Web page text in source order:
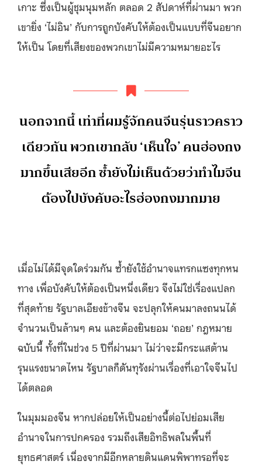
เกาะ ซึ่งเป็นผู้ชุมนุมหลัก ตลอด 2 สัปดาห์ที่ผ่านมา พวก
เขายิ่ง ‘ไม่อิน’ กับการถูกบังคับให้ต้องเป็นแบบที่จีนอยาก
ให้เป็น โดยที่เสียงของพวกเขาไม่มีความหมายอะไร
นอกจากนี้ เท่าที่ผมรู้จักคนจีนรุ่นราวคราว
เดียวกัน พวกเขากลับ ‘เห็นใจ’​ คนฮ่องกง
มากขึ้นเสียอีก ซ้ำยังไม่เห็นด้วยว่าทำไมจีน
ต้องไปบังคับอะไรฮ่องกงมากมาย
เมื่อไม่ได้มีจุดใดร่วมกัน ซ้ำยังใช้อำนาจแทรกแซงทุกหน
ทาง เพื่อบังคับให้ต้องเป็นหนึ่งเดียว จึงไม่ใช่เรื่องแปลก
ที่สุดท้าย รัฐบาลเอียงข้างจีน จะปลุกให้คนมาลงถนนได้
จำนวนเป็นล้านๆ คน และต้องยินยอม ‘ถอย’ กฎหมาย
ฉบับนี้ ทั้งที่ในช่วง 5 ปีที่ผ่านมา ไม่ว่าจะมีกระแสต้าน
รุนแรงขนาดไหน รัฐบาลก็ดันทุรังผ่านเรื่องที่เอาใจจีนไป
ได้ตลอด
ในมุมมองจีน หากปล่อยให้เป็นอย่างนี้ต่อไปย่อมเสีย
อำนาจในการปกครอง รวมถึงเสียอิทธิพลในพื้นที่
ยุทธศาสตร์ เนื่องจากมีอีกหลายดินแดนพิพาทรอที่จะ